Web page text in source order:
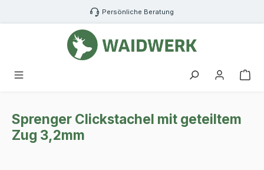
Zum Hauptinhalt springen Persönliche Beratung
Sprenger Clickstachel mit geteiltem
Zug 3,2mm